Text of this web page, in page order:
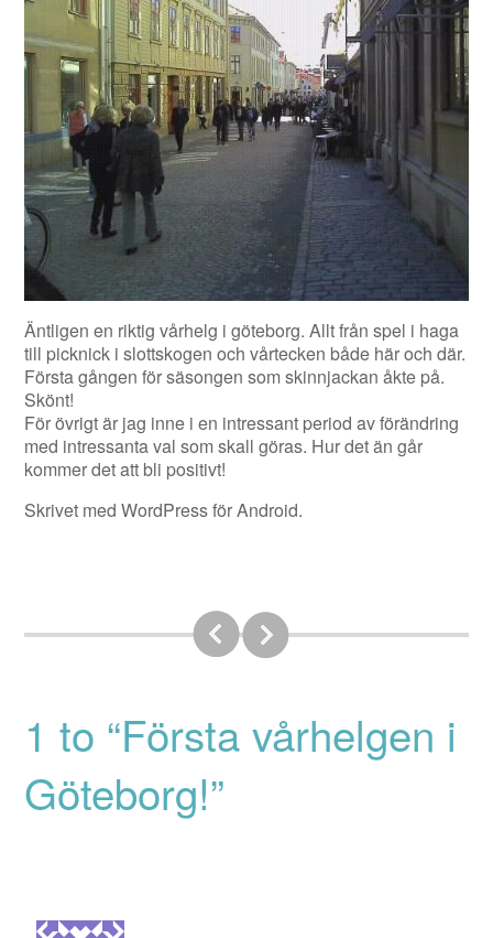
Äntligen en riktig vårhelg i göteborg. Allt från spel i haga
till picknick i slottskogen och vårtecken både här och där.
Första gången för säsongen som skinnjackan åkte på.
Skönt!
För övrigt är jag inne i en intressant period av förändring
med intressanta val som skall göras. Hur det än går
kommer det att bli positivt!
Skrivet med WordPress för Android.
1 to “Första vårhelgen i
Göteborg!”